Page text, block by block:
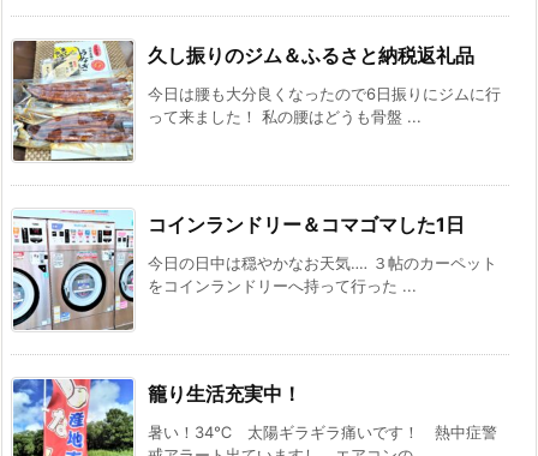
久し振りのジム＆ふるさと納税返礼品
今日は腰も大分良くなったので6日振りにジムに行
って来ました！ 私の腰はどうも骨盤 ...
コインランドリー＆コマゴマした1日
今日の日中は穏やかなお天気‥‥ ３帖のカーペット
をコインランドリーへ持って行った ...
籠り生活充実中！
暑い！34℃ 太陽ギラギラ痛いです！ 熱中症警